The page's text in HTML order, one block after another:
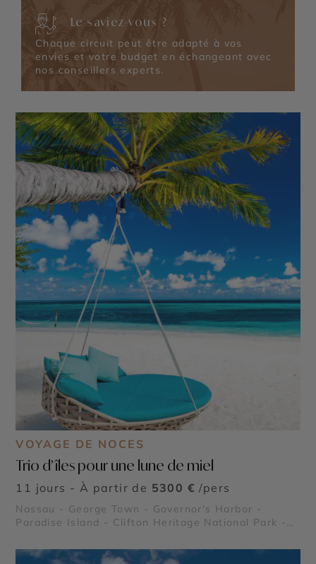
Le saviez-vous ?
Chaque circuit peut être adapté à vos
envies et votre budget en échangeant avec
nos conseillers experts.
VOYAGE DE NOCES
Trio d’îles pour une lune de miel
11 jours - À partir de 5300 € /pers
Nassau - George Town - Governor's Harbor -
Paradise Island - Clifton Heritage National Park -
Bridge - Thunderball Grotto - Compass Cay